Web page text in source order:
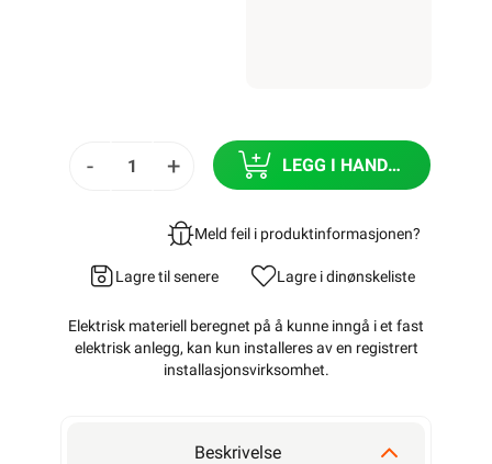
- + LEGG I HANDLEKURV
Meld feil i produktinformasjonen?
Lagre til senere Lagre i dinønskeliste
Elektrisk materiell beregnet på å kunne inngå i et fast
elektrisk anlegg, kan kun installeres av en registrert
installasjonsvirksomhet.
Beskrivelse